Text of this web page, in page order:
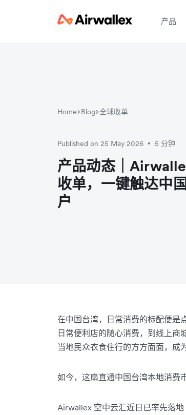
产品
Home Blog 全球收单
Published on 25 May 2026 • 5 分钟
产品动态｜
收单，一键触达中
户
在中国台湾，日常消费的标配便是
日常便利店的随心消费，到线上商
当地民众衣食住行的方方面面，成
如今，这扇直通中国台湾本地消费
Airwallex 空中云汇近日已率先落